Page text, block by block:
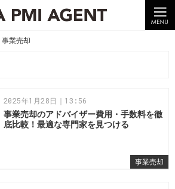
事業売却
売却はM＆A PMI AGENTへ。
業承継のポイントや成功事例をわかりやすくご紹介
事業売却
2025年1月28日｜13:56
事業売却のアドバイザー費用・手数料を徹
底比較！最適な専門家を見つける
事業売却